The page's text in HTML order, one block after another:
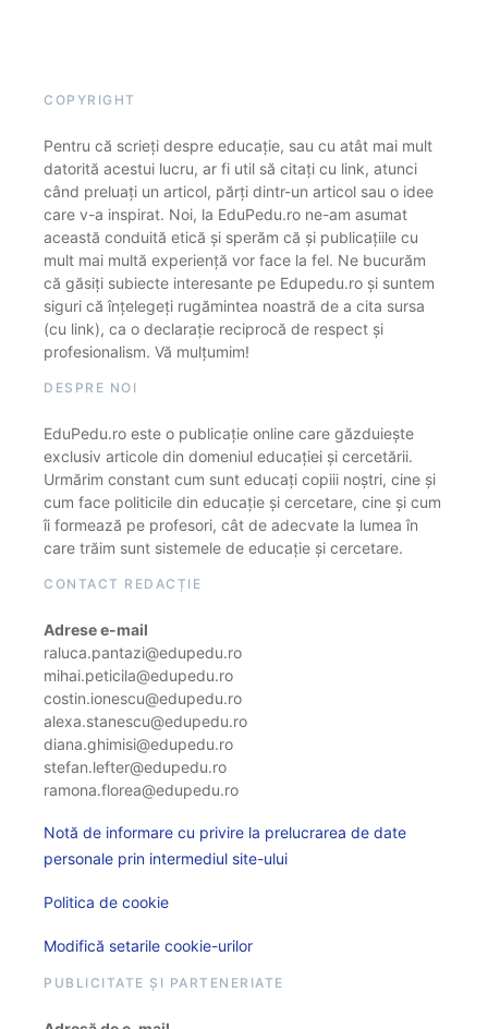
COPYRIGHT
Pentru că scrieți despre educație, sau cu atât mai mult
datorită acestui lucru, ar fi util să citați cu link, atunci
când preluați un articol, părți dintr-un articol sau o idee
care v-a inspirat. Noi, la EduPedu.ro ne-am asumat
această conduită etică și sperăm că și publicațiile cu
mult mai multă experiență vor face la fel. Ne bucurăm
că găsiți subiecte interesante pe Edupedu.ro și suntem
siguri că înțelegeți rugămintea noastră de a cita sursa
(cu link), ca o declarație reciprocă de respect și
profesionalism. Vă mulțumim!
DESPRE NOI
EduPedu.ro este o publicație online care găzduiește
exclusiv articole din domeniul educației și cercetării.
Urmărim constant cum sunt educați copiii noștri, cine și
cum face politicile din educație și cercetare, cine și cum
îi formează pe profesori, cât de adecvate la lumea în
care trăim sunt sistemele de educație și cercetare.
CONTACT REDACȚIE
Adrese e-mail
raluca.pantazi@edupedu.ro
mihai.peticila@edupedu.ro
costin.ionescu@edupedu.ro
alexa.stanescu@edupedu.ro
diana.ghimisi@edupedu.ro
stefan.lefter@edupedu.ro
ramona.florea@edupedu.ro
Notă de informare cu privire la prelucrarea de date
personale prin intermediul site-ului
Politica de cookie
Modifică setarile cookie-urilor
PUBLICITATE ȘI PARTENERIATE